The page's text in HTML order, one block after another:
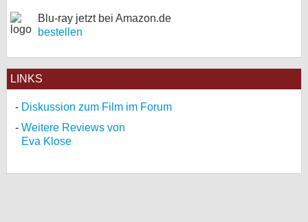
Blu-ray jetzt bei Amazon.de
bestellen
LINKS
Diskussion zum Film im Forum
Weitere Reviews von
Eva Klose